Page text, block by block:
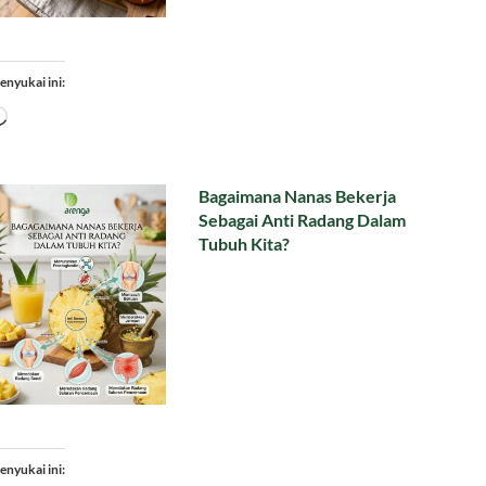
ini:
Memuat...
Bagaimana Nanas Bekerja
Sebagai Anti Radang Dalam
Tubuh Kita?
ini: